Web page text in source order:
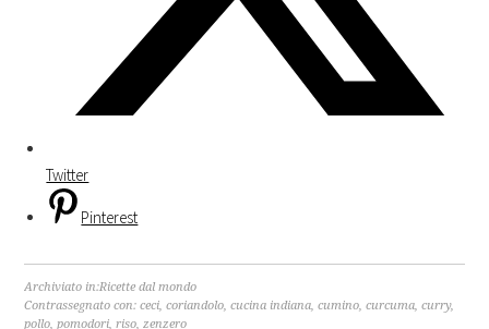
Twitter
Pinterest
Archiviato in:Ricette dal mondo
Contrassegnato con:ceci,coriandolo,cucina indiana,cumino,curcuma,curry,
pollo,pomodori,riso,zenzero